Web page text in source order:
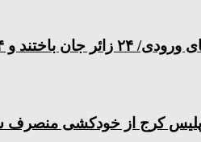
۱۵۴ نفر مصدوم شدند